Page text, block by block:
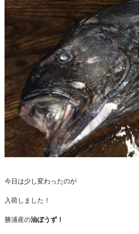
今日は少し変わったのが
入荷しました！
勝浦産の油ぼうず！